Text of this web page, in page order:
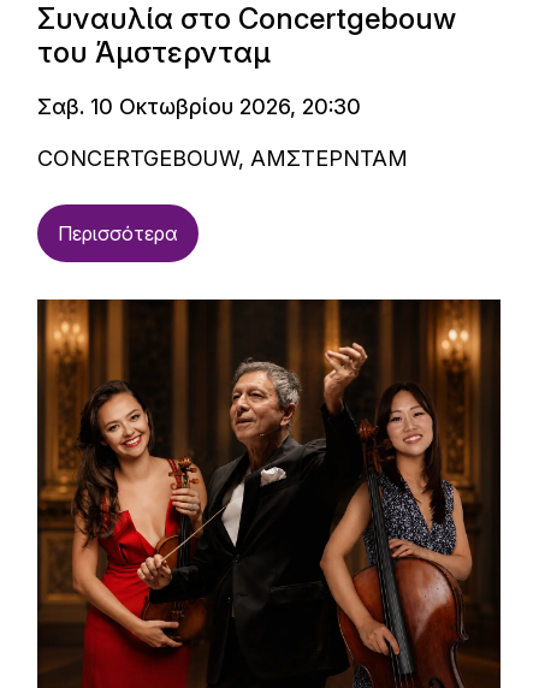
Συναυλία στο Concertgebouw
του Άμστερνταμ
Σαβ. 10 Οκτωβρίου 2026, 20:30
CONCERTGEBOUW, ΑΜΣΤΕΡΝΤΑΜ
Περισσότερα